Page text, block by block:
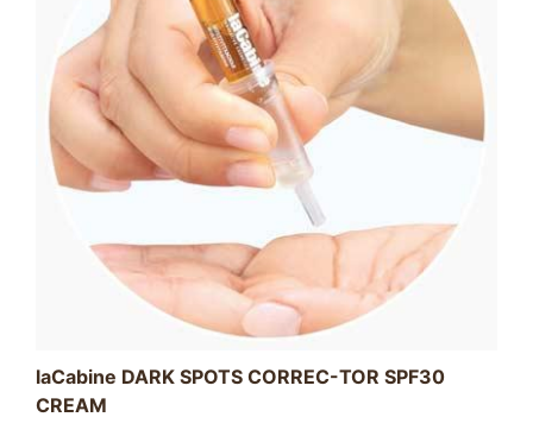
laCabine DARK SPOTS CORREC-TOR SPF30
CREAM